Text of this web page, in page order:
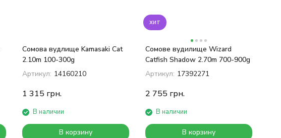
Сомова вудлище Kamasaki Cat
2.10m 100-300g
Артикул: 14160210
1 315 грн.
В наличии
В корзину
хит
Сомове вудилище Wizard
Catfish Shadow 2.70m 700-900g
Артикул: 17392271
2 755 грн.
В наличии
В корзину